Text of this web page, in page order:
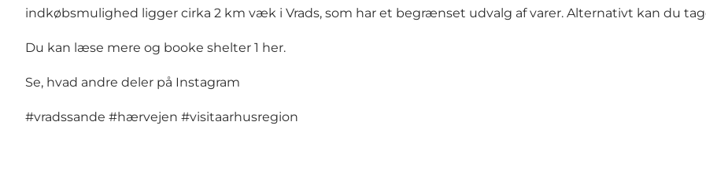
indkøbsmulighed ligger cirka 2 km væk i Vrads, som har et begrænset udvalg af varer. Alternativt kan du
Du kan læse mere og booke shelter 1 her.
Se, hvad andre deler på Instagram
#vradssande #hærvejen #visitaarhusregion